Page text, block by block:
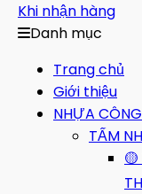
Khi nhận hàng
Danh mục
Trang chủ
Giới thiệu
NHỰA
TẤM